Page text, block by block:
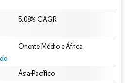
5.08% CAGR
Oriente Médio e África
Ásia-Pacífico